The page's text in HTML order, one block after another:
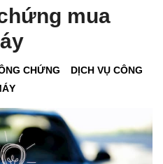
mua
CHỨNG
DỊCH VỤ CÔNG